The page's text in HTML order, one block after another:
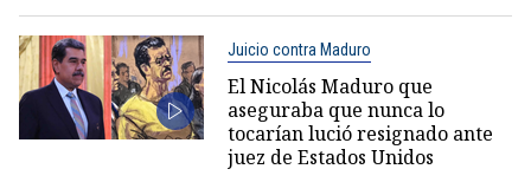
Juicio contra Maduro
El Nicolás Maduro que
aseguraba que nunca lo
tocarían lució resignado ante
juez de Estados Unidos